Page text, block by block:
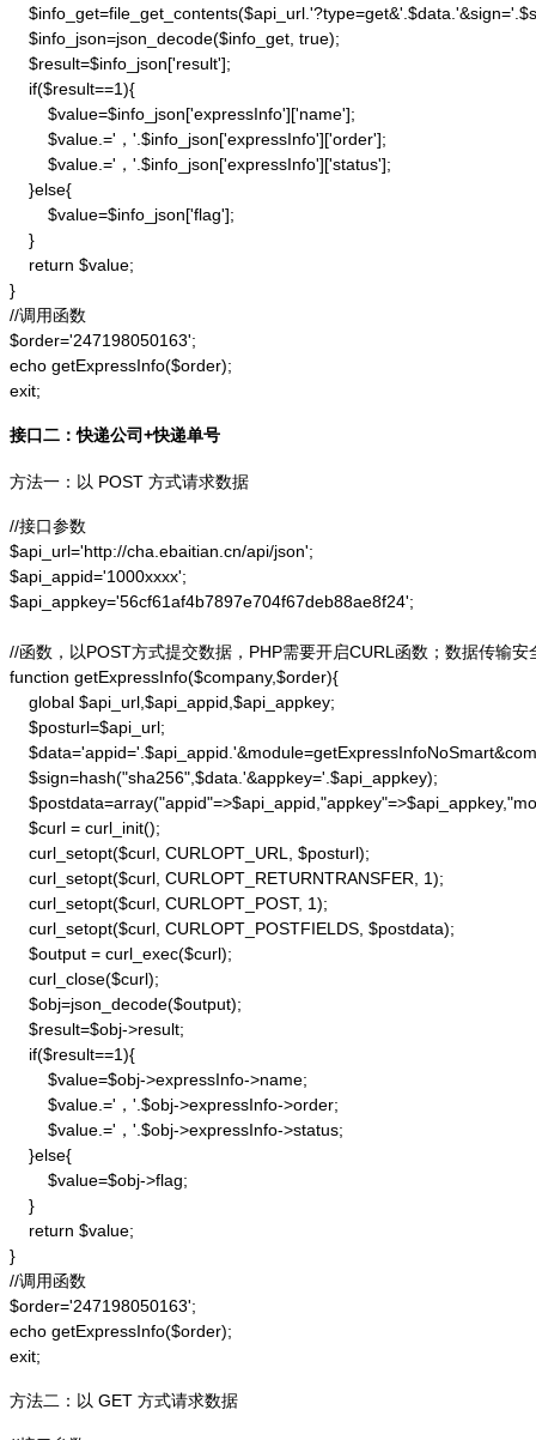
    $info_json=json_decode($info_get, true);
    $result=$info_json['result'];
    if($result==1){
        $value=$info_json['expressInfo']['name'];
        $value.='，'.$info_json['expressInfo']['order'];
        $value.='，'.$info_json['expressInfo']['status'];
    }else{
        $value=$info_json['flag'];
    }
    return $value;
}
//调用函数
$order='247198050163';
echo getExpressInfo($order);
exit;
接口二：快递公司+快递单号
方法一：以 POST 方式请求数据
//接口参数
$api_url='http://cha.ebaitian.cn/api/json';
$api_appid='1000xxxx';
$api_appkey='56cf61af4b7897e704f67deb88ae8f24';
//函数，以POST方式提交数据，PHP需要开启CURL函数；数据传输安
function getExpressInfo($company,$order){
    global $api_url,$api_appid,$api_appkey;
    $posturl=$api_url;
    $sign=hash("sha256",$data.'&appkey='.$api_appkey);
    $curl = curl_init();
    curl_setopt($curl, CURLOPT_URL, $posturl);
    curl_setopt($curl, CURLOPT_RETURNTRANSFER, 1);
    curl_setopt($curl, CURLOPT_POST, 1);
    curl_setopt($curl, CURLOPT_POSTFIELDS, $postdata);
    $output = curl_exec($curl);
    curl_close($curl);
    $obj=json_decode($output);
    $result=$obj->result;
    if($result==1){
        $value=$obj->expressInfo->name;
        $value.='，'.$obj->expressInfo->order;
        $value.='，'.$obj->expressInfo->status;
    }else{
        $value=$obj->flag;
    }
    return $value;
}
//调用函数
$order='247198050163';
echo getExpressInfo($order);
exit;
方法二：以 GET 方式请求数据